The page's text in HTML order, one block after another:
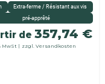
Extra-ferme / Résistant aux vis
pré-apprêté
de357,74 €
MwSt zzgl. Versandkosten